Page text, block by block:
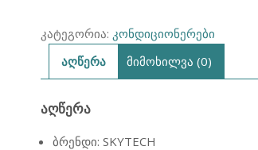
კატეგორია: კონდიციონერები
აღწერა
მიმოხილვა (0)
ᲐᲦᲬᲔᲠᲐ
ბრენდი: SKYTECH